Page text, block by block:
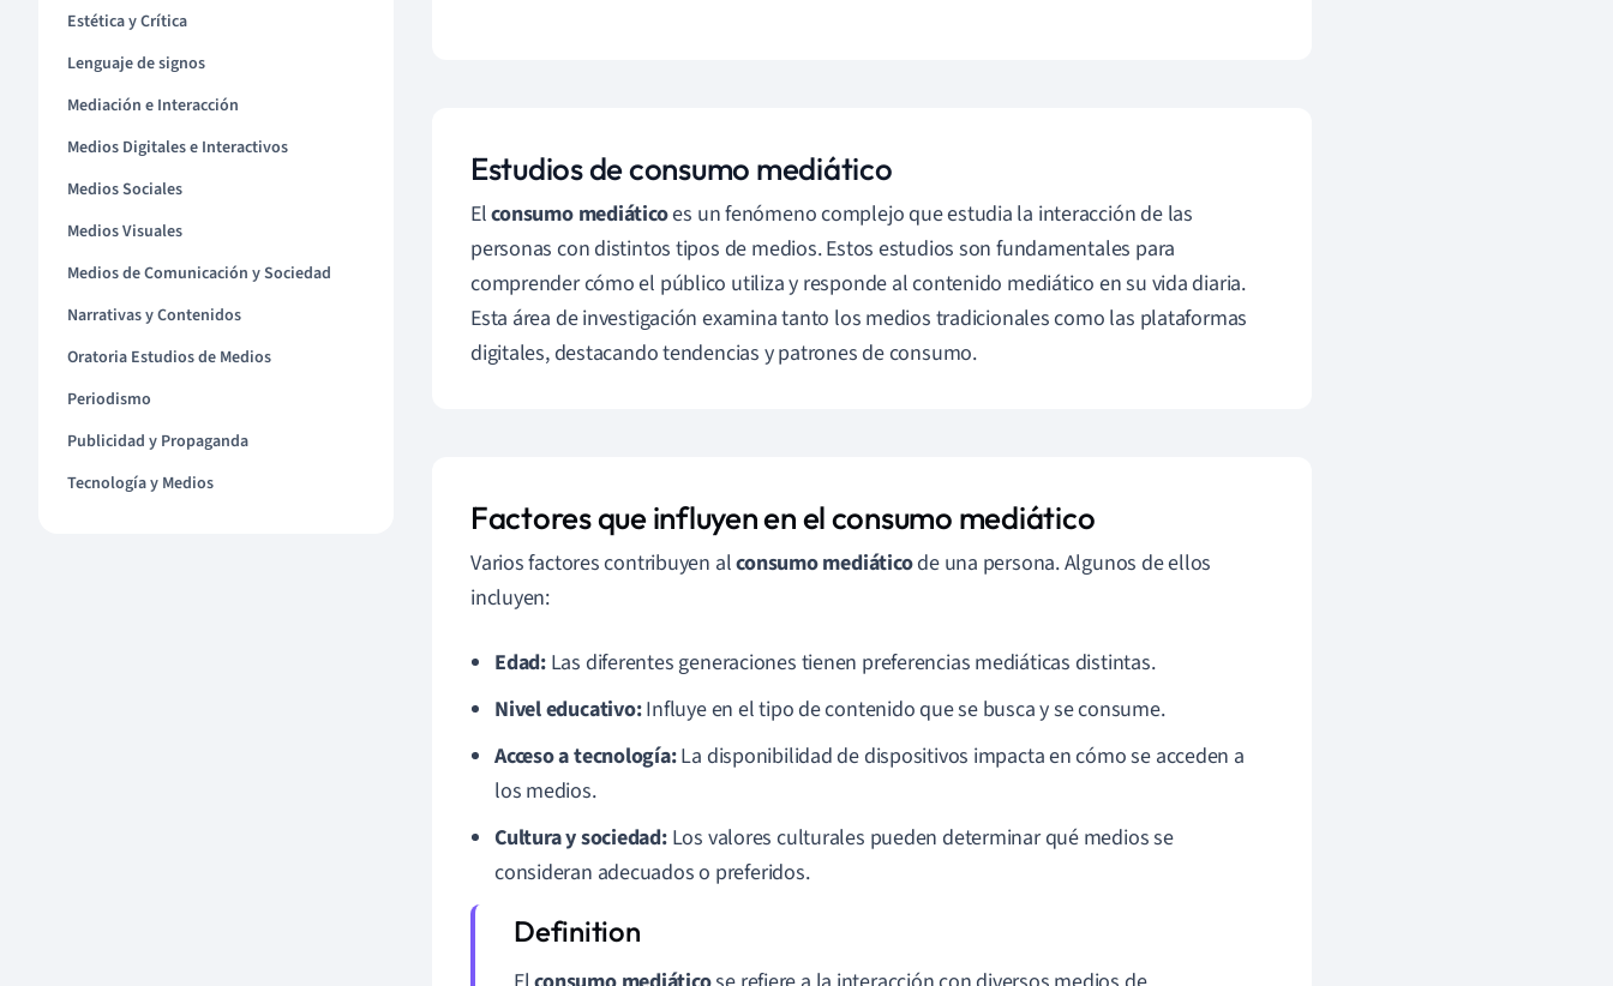
Estética y Crítica
Lenguaje de signos
Mediación e Interacción
Medios Digitales e Interactivos
Medios Sociales
Medios Visuales
Medios de Comunicación y Sociedad
Narrativas y Contenidos
Oratoria Estudios de Medios
Periodismo
Publicidad y Propaganda
Tecnología y Medios
Estudios de consumo mediático
Elconsumo mediáticoes un fenómeno complejo que estudia la interacción de las
personas con distintos tipos de medios. Estos estudios son fundamentales para
comprender cómo el público utiliza y responde al contenido mediático en su vida diaria.
Esta área de investigación examina tanto los medios tradicionales como las plataformas
digitales, destacando tendencias y patrones de consumo.
Factores que influyen en el consumo mediático
Varios factores contribuyen alconsumo mediáticode una persona. Algunos de ellos
incluyen:
Edad:Las diferentes generaciones tienen preferencias mediáticas distintas.
Nivel educativo:Influye en el tipo de contenido que se busca y se consume.
Acceso a tecnología:La disponibilidad de dispositivos impacta en cómo se acceden a
los medios.
Cultura y sociedad:Los valores culturales pueden determinar qué medios se
consideran adecuados o preferidos.